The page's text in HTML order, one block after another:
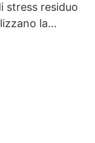
stress residuo
la